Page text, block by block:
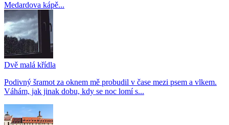
Medardova kápě...
Dvě malá křídla
Podivný šramot za oknem mě probudil v čase mezi psem a vlkem.
Váhám, jak jinak dobu, kdy se noc lomí s...